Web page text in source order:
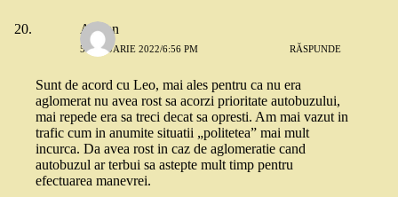
Adrian
5 IANUARIE 2022/6:56 PM RĂSPUNDE
Sunt de acord cu Leo, mai ales pentru ca nu era
aglomerat nu avea rost sa acorzi prioritate autobuzului,
mai repede era sa treci decat sa opresti. Am mai vazut in
trafic cum in anumite situatii „politetea” mai mult
incurca. Da avea rost in caz de aglomeratie cand
autobuzul ar terbui sa astepte mult timp pentru
efectuarea manevrei.